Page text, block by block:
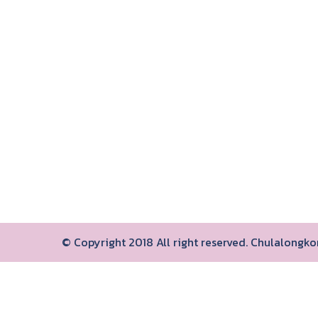
© Copyright 2018 All right reserved.